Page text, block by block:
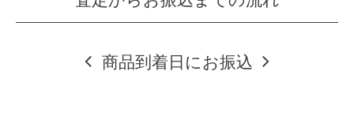
商品到着日にお振込